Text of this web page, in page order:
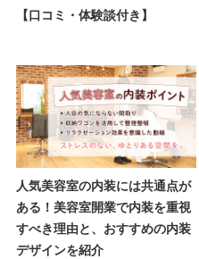
【口コミ・体験談付き】
人気美容室の内装には共通点が
ある！美容室開業で内装を重視
すべき理由と、おすすめの内装
デザインを紹介